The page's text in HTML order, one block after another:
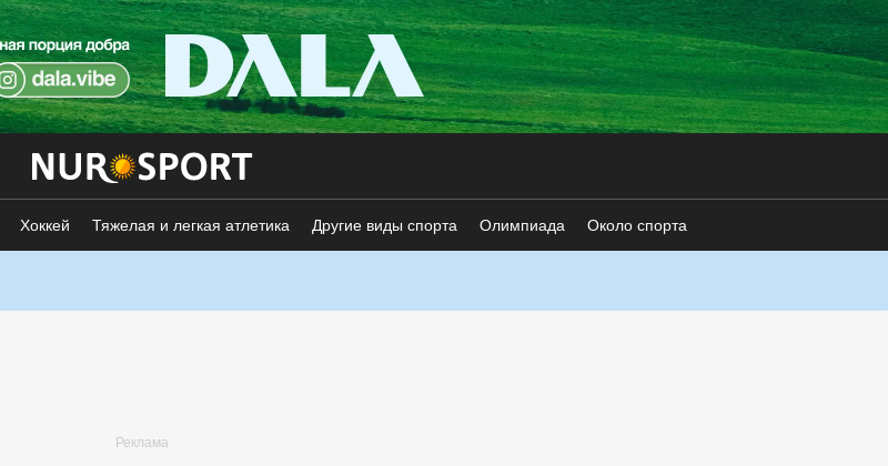
Хоккей Тяжелая и легкая атлетика Другие виды спорта Олимпиада Около спорта